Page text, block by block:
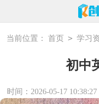
当前位置： 首页 > 学习
初中
时间：2026-05-17 10:38:27